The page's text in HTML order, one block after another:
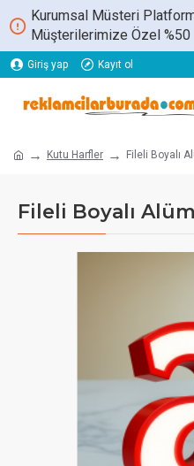
Kurumsal Müsteri
Müşterilerimize Özel %50
Giriş yap Kayıt ol
Kutu Harfler Fileli Boyalı
Fileli Boyalı